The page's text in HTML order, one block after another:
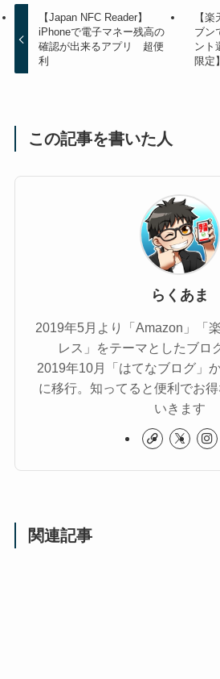
【Japan NFC Reader】
iPhoneで電子マネー残高の
確認が出来るアプリ 超便
利
【
ブン
ント
限定】
この記事を書いた人
らくあま
2019年5月より「Amazon」「
レス」をテーマとしたブロ
2019年10月「はてなブログ」
に移行。知ってると便利でお
いきます
関連記事